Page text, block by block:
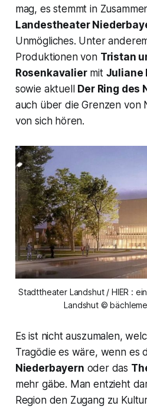
mag, es stemmt in
Landestheater
Unmögliches. Unter
Produktionen von Tristan
Rosenkavaliermit Juliane
sowie aktuell
Der Ring des
auch über die Grenzen von
von sich hören.
Stadttheater Landshut / HIER :
Landshut ©
Es ist nicht auszumalen,
Tragödie es wäre, wenn es
Niederbayern oder das
mehr gäbe. Man entzieht
Region den Zugang zu